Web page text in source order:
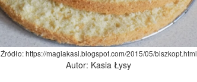
Źródło: https://magiakasi.blogspot.com/2015/05/biszkopt.html
Autor: Kasia Łysy